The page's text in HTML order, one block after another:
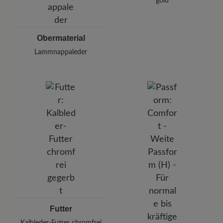
Obermaterial
Lammnappaleder
Futter